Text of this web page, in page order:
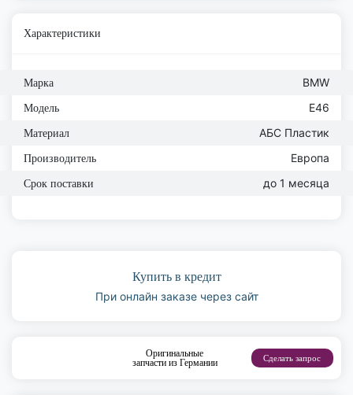
Характеристики
Марка BMW
Модель E46
Материал АБС Пластик
Производитель Европа
Срок поставки до 1 месяца
Купить в кредит
При онлайн заказе через сайт
Оригинальные
запчасти из Германии
Сделать запрос